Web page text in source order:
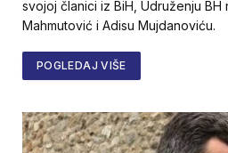
svojoj članici iz BiH, Udruženju BH
Mahmutović i Adisu Mujdanoviću.
POGLEDAJ VIŠE